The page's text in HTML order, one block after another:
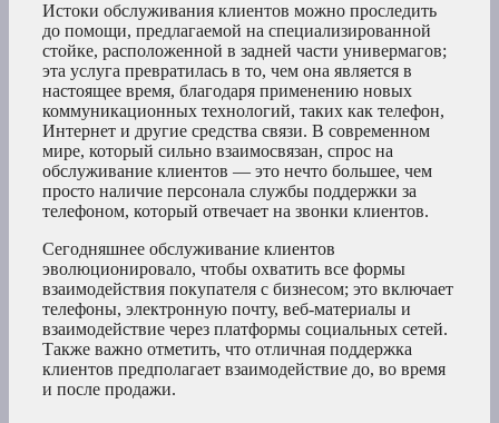
Истоки обслуживания клиентов можно проследить
до помощи, предлагаемой на специализированной
стойке, расположенной в задней части универмагов;
эта услуга превратилась в то, чем она является в
настоящее время, благодаря применению новых
коммуникационных технологий, таких как телефон,
Интернет и другие средства связи. В современном
мире, который сильно взаимосвязан, спрос на
обслуживание клиентов — это нечто большее, чем
просто наличие персонала службы поддержки за
телефоном, который отвечает на звонки клиентов.
Сегодняшнее обслуживание клиентов
эволюционировало, чтобы охватить все формы
взаимодействия покупателя с бизнесом; это включает
телефоны, электронную почту, веб-материалы и
взаимодействие через платформы социальных сетей.
Также важно отметить, что отличная поддержка
клиентов предполагает взаимодействие до, во время
и после продажи.